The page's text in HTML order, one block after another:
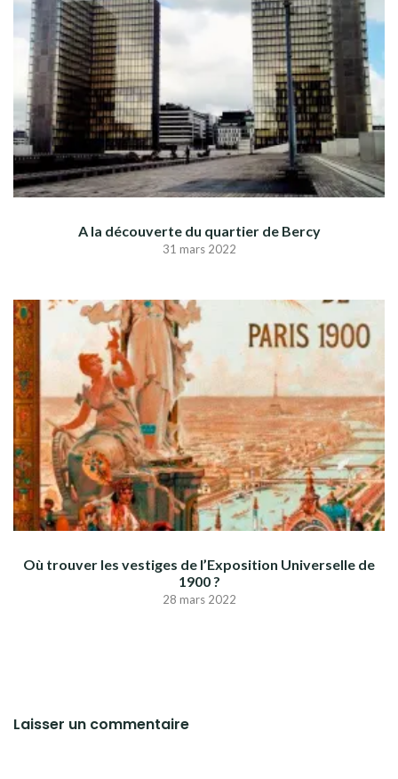
A la découverte du quartier de Bercy
31 mars 2022
Où trouver les vestiges de l’Exposition Universelle de
1900 ?
28 mars 2022
Laisser un commentaire